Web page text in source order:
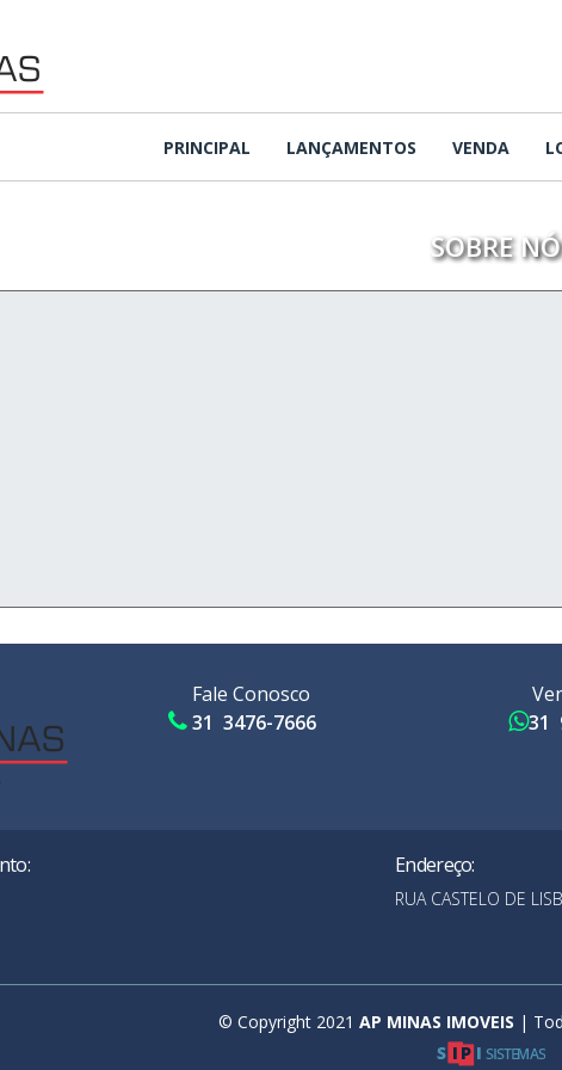
PRINCIPAL LANÇAMENTOS VENDA
SOBRE
Fale Conosco
31 3476-7666
31
Endereço:
RUA CASTELO DE
© Copyright 2021 AP MINAS IMOVEIS |